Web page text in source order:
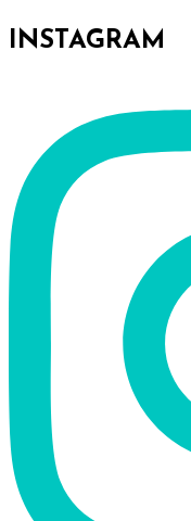
INSTAGRAM